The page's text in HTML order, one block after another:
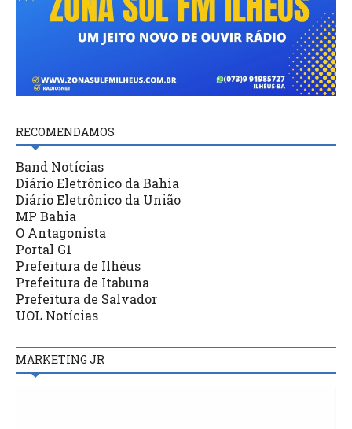
RECOMENDAMOS
Band Notícias
Diário Eletrônico da Bahia
Diário Eletrônico da União
MP Bahia
O Antagonista
Portal G1
Prefeitura de Ilhéus
Prefeitura de Itabuna
Prefeitura de Salvador
UOL Notícias
MARKETING JR